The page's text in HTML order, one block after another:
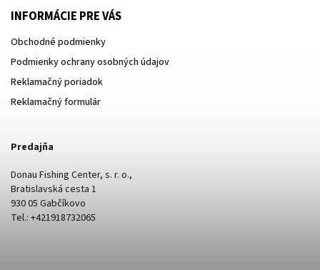
INFORMÁCIE PRE VÁS
Obchodné podmienky
Podmienky ochrany osobných údajov
Reklamačný poriadok
Reklamačný formulár
Predajňa
Donau Fishing Center, s. r. o.,
Bratislavská cesta 1
930 05 Gabčíkovo
Tel.: +421918732065